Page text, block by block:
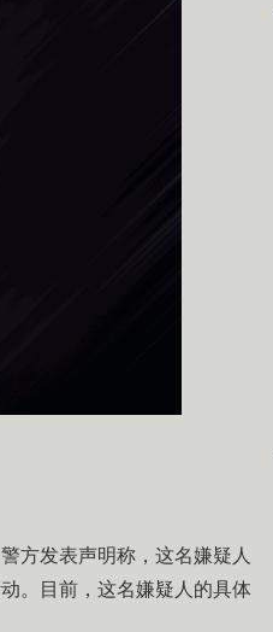
方发表声明称，这名嫌疑人
。目前，这名嫌疑人的具体